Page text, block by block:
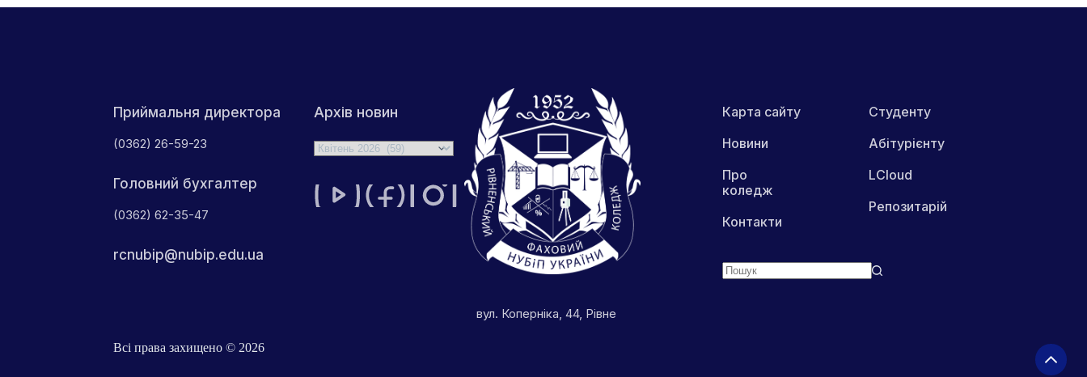
Приймальня директора
(0362) 26-59-23
Головний бухгалтер
(0362) 62-35-47
rcnubip@nubip.edu.ua
Архів новин
Архіви
вул. Коперніка, 44, Рівне
Карта сайту
Новини
Про
коледж
Контакти
Студенту
Абітурієнту
LCloud
Репозитарій
Всі права захищено © 2026